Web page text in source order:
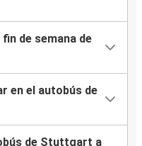
de semana de
en el autobús de
de Stuttgart a